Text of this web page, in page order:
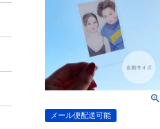
メール便配送可能